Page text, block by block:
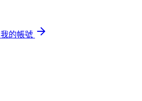
我的帳號